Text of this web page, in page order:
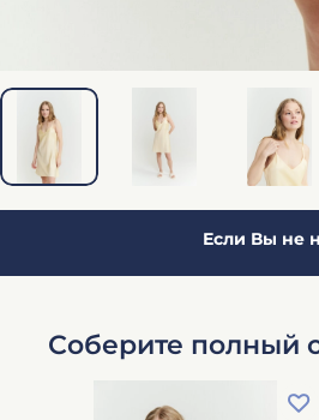
Если Вы не
Соберите полный